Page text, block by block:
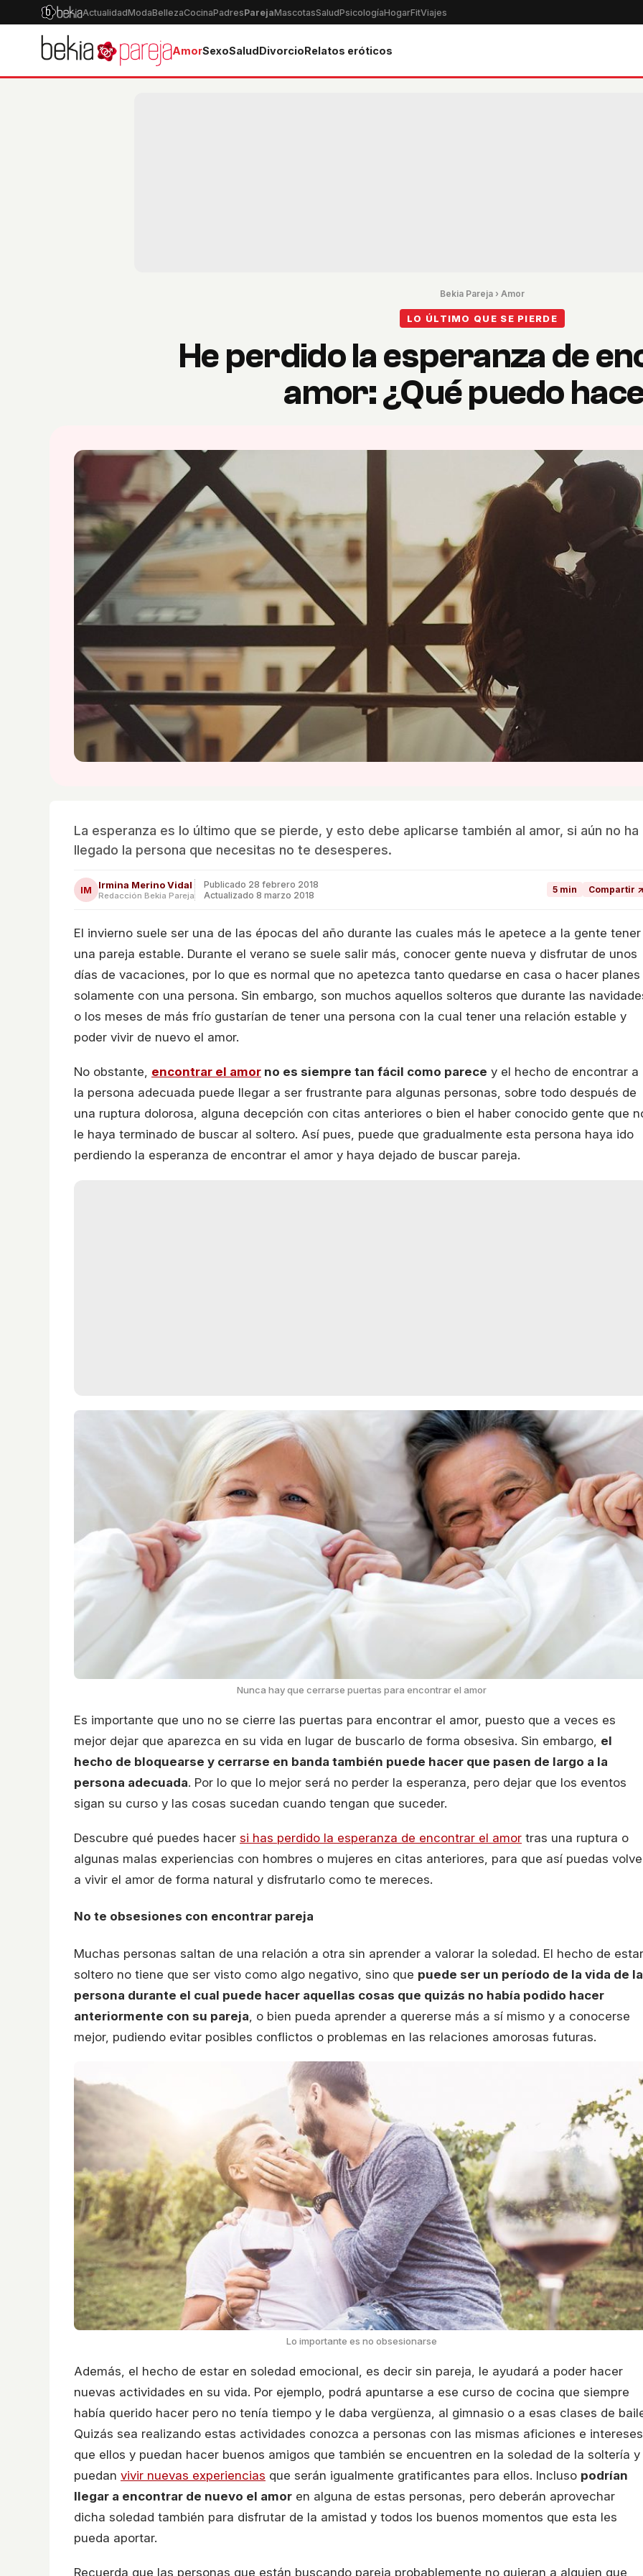
ActualidadModaBellezaCocinaPadresParejaMascotasSaludPsicologíaHogarFitViajes
AmorSexoSaludDivorcioRelatos eróticos
Bekia Pareja › Amor
LO ÚLTIMO QUE SE PIERDE
He perdido la esperanza de
amor: ¿Qué puedo
La esperanza es lo último que se pierde, y esto debe aplicarse también al amor, si aún no ha
llegado la persona que necesitas no te desesperes.
IM Irmina Merino Vidal
Redacción Bekia Pareja
Publicado 28 febrero 2018
Actualizado 8 marzo 2018
5 min Compartir ↗
El invierno suele ser una de las épocas del año durante las cuales más le apetece a la gente tener
una pareja estable. Durante el verano se suele salir más, conocer gente nueva y disfrutar de unos
días de vacaciones, por lo que es normal que no apetezca tanto quedarse en casa o hacer planes
solamente con una persona. Sin embargo, son muchos aquellos solteros que durante las
o los meses de más frío gustarían de tener una persona con la cual tener una relación estable y
poder vivir de nuevo el amor.
No obstante, encontrar el amor no es siempre tan fácil como parece y el hecho de encontrar a
la persona adecuada puede llegar a ser frustrante para algunas personas, sobre todo después de
una ruptura dolorosa, alguna decepción con citas anteriores o bien el haber conocido gente que
le haya terminado de buscar al soltero. Así pues, puede que gradualmente esta persona haya ido
perdiendo la esperanza de encontrar el amor y haya dejado de buscar pareja.
Nunca hay que cerrarse puertas para encontrar el amor
Es importante que uno no se cierre las puertas para encontrar el amor, puesto que a veces es
mejor dejar que aparezca en su vida en lugar de buscarlo de forma obsesiva. Sin embargo, el
hecho de bloquearse y cerrarse en banda también puede hacer que pasen de largo a la
persona adecuada. Por lo que lo mejor será no perder la esperanza, pero dejar que los eventos
sigan su curso y las cosas sucedan cuando tengan que suceder.
Descubre qué puedes hacer si has perdido la esperanza de encontrar el amor tras una ruptura o
algunas malas experiencias con hombres o mujeres en citas anteriores, para que así puedas
a vivir el amor de forma natural y disfrutarlo como te mereces.
No te obsesiones con encontrar pareja
Muchas personas saltan de una relación a otra sin aprender a valorar la soledad. El hecho de estar
soltero no tiene que ser visto como algo negativo, sino que puede ser un período de la vida de la
persona durante el cual puede hacer aquellas cosas que quizás no había podido hacer
anteriormente con su pareja, o bien pueda aprender a quererse más a sí mismo y a conocerse
mejor, pudiendo evitar posibles conflictos o problemas en las relaciones amorosas futuras.
Lo importante es no obsesionarse
Además, el hecho de estar en soledad emocional, es decir sin pareja, le ayudará a poder hacer
nuevas actividades en su vida. Por ejemplo, podrá apuntarse a ese curso de cocina que siempre
había querido hacer pero no tenía tiempo y le daba vergüenza, al gimnasio o a esas clases de
Quizás sea realizando estas actividades conozca a personas con las mismas aficiones e intereses
que ellos y puedan hacer buenos amigos que también se encuentren en la soledad de la soltería y
puedan vivir nuevas experiencias que serán igualmente gratificantes para ellos. Incluso podrían
llegar a encontrar de nuevo el amor en alguna de estas personas, pero deberán aprovechar
dicha soledad también para disfrutar de la amistad y todos los buenos momentos que esta les
pueda aportar.
Recuerda que las personas que están buscando pareja probablemente no quieran a alguien que